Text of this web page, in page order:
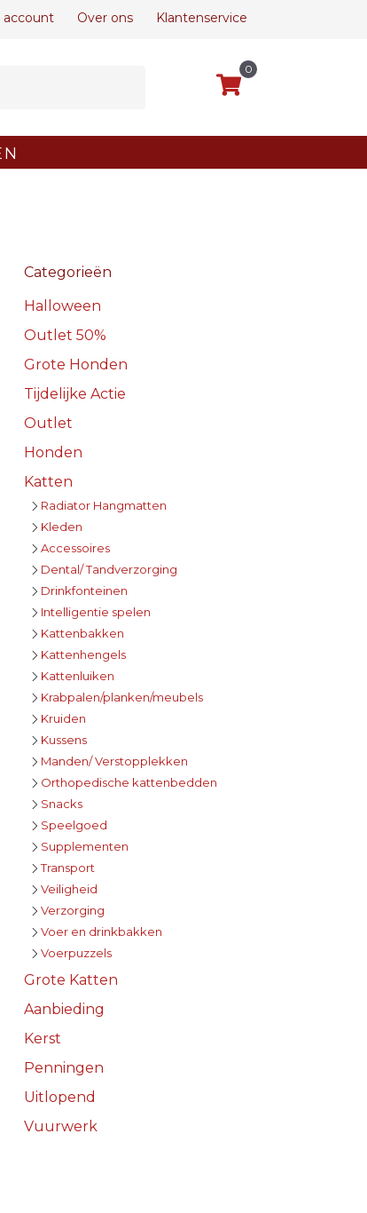
account Over ons Klantenservice
0
Categorieën
Halloween
Outlet 50%
Grote Honden
Tijdelijke Actie
Outlet
Honden
Katten
Radiator Hangmatten
Kleden
Accessoires
Dental/ Tandverzorging
Drinkfonteinen
Intelligentie spelen
Kattenbakken
Kattenhengels
Kattenluiken
Krabpalen/planken/meubels
Kruiden
Kussens
Manden/ Verstopplekken
Orthopedische kattenbedden
Snacks
Speelgoed
Supplementen
Transport
Veiligheid
Verzorging
Voer en drinkbakken
Voerpuzzels
Grote Katten
Aanbieding
Kerst
Penningen
Uitlopend
Vuurwerk